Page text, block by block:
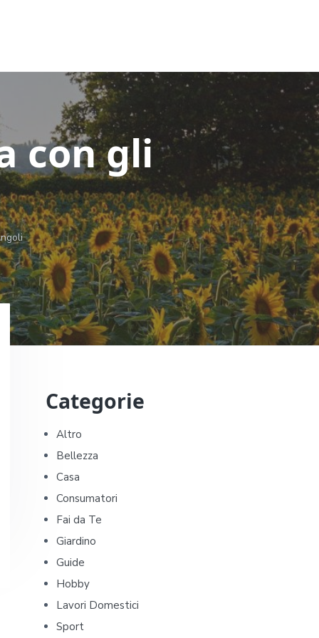
con gli
r
i
m
a
r
y
S
Categorie
Altro
Bellezza
Casa
Consumatori
Fai da Te
Giardino
Guide
Hobby
Lavori Domestici
Sport